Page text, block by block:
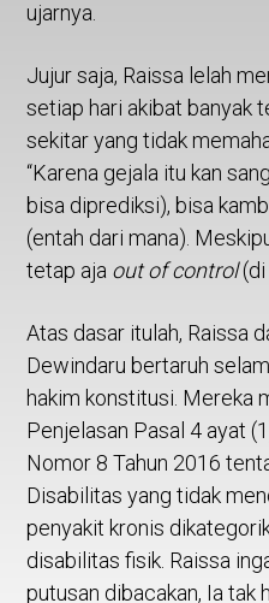
ujarnya.
Jujur saja, Raissa lelah
setiap hari akibat banyak
sekitar yang tidak
“Karena gejala itu kan
bisa diprediksi), bisa
(entah dari mana).
tetap aja out of control(di
Atas dasar itulah, Raissa
Dewindaru bertaruh
hakim konstitusi. Mereka
Penjelasan Pasal 4 ayat
Nomor 8 Tahun 2016
Disabilitas yang tidak
penyakit kronis
disabilitas fisik. Raissa
putusan dibacakan, Ia tak